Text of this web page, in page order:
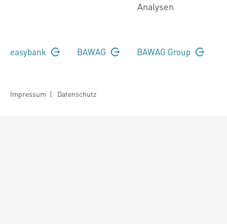
Analysen
easybank BAWAG BAWAG Group
Impressum | Datenschutz